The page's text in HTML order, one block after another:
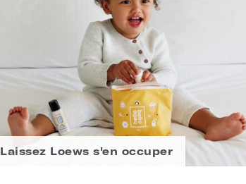
Laissez Loews s'en occuper